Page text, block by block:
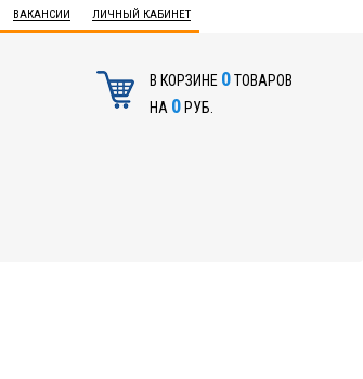
ВАКАНСИИ ЛИЧНЫЙ КАБИНЕТ
В КОРЗИНЕ 0ТОВАРОВ
НА 0РУБ.